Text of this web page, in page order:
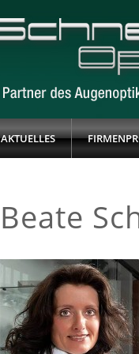
AKTUELLES
Beate